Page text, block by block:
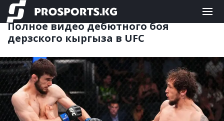
ЕДИНОБОРСТВА 22.06.2026 12:32
Полное видео дебютного боя
дерзского кыргыза в UFC